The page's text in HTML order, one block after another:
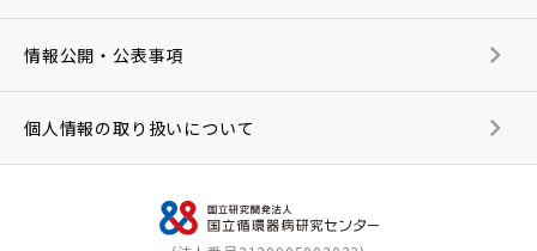
情報公開・公表事項
個人情報の取り扱いについて